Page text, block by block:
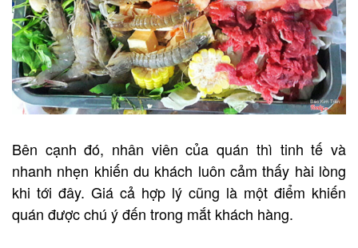
Bên cạnh đó, nhân viên của quán thì tinh tế và
nhanh nhẹn khiến du khách luôn cảm thấy hài lòng
khi tới đây. Giá cả hợp lý cũng là một điểm khiến
quán được chú ý đến trong mắt khách hàng.